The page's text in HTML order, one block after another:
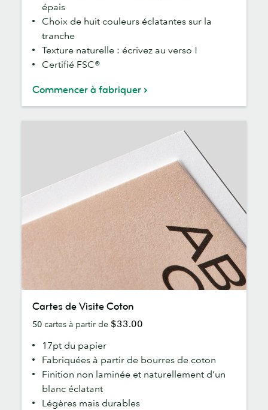
épais
Choix de huit couleurs éclatantes sur la
tranche
Texture naturelle : écrivez au verso !
Certifié FSC®
Commencer à fabriquer
Visite
Coton
Cartes de Visite Coton
50 cartes à partir de $33.00
17pt du papier
Fabriquées à partir de bourres de coton
Finition non laminée et naturellement d’un
blanc éclatant
Légères mais durables